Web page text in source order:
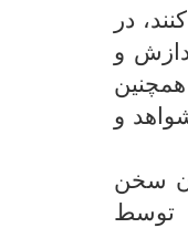
در
و
و
سخن
توسط